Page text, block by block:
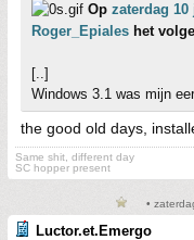
Op zaterdag 10
Roger_Epiales het
[..]
Windows 3.1 was mijn
the good old days,
Same shit, different day
SC hopper present
•
Luctor.et.Emergo